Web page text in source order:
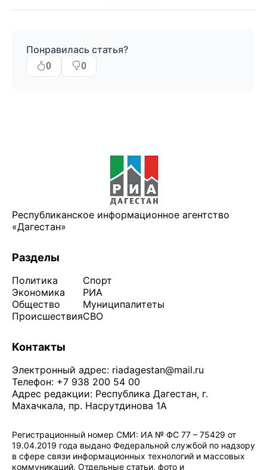
Понравилась статья?
0 0
Республиканское информационное агентство
«Дагестан»
Разделы
Политика
Экономика
Общество
Происшествия
Спорт
РИА
Муниципалитеты
СВО
Контакты
Электронный адрес: riadagestan@mail.ru
Телефон: +7 938 200 54 00
Адрес редакции: Республика Дагестан, г.
Махачкала, пр. Насрутдинова 1А
Регистрационный номер СМИ: ИА № ФС 77 – 75429 от
19.04.2019 года выдано Федеральной службой по надзору
в сфере связи информационных технологий и массовых
коммуникаций. Отдельные статьи, фото и